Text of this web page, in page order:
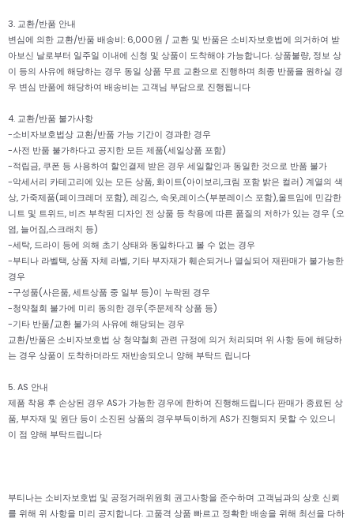
3. 교환/반품 안내
변심에 의한 교환/반품 배송비: 6,000원 / 교환 및 반품은 소비자보호법에 의거하여 받
아보신 날로부터 일주일 이내에 신청 및 상품이 도착해야 가능합니다. 상품불량, 정보 상
이 등의 사유에 해당하는 경우 동일 상품 무료 교환으로 진행하며 최종 반품을 원하실 경
우 변심 반품에 해당하여 배송비는 고객님 부담으로 진행됩니다
4. 교환/반품 불가사항
-소비자보호법상 교환/반품 가능 기간이 경과한 경우
-사전 반품 불가하다고 공지한 모든 제품(세일상품 포함)
-적립금, 쿠폰 등 사용하여 할인결제 받은 경우 세일할인과 동일한 것으로 반품 불가
-악세서리 카테고리에 있는 모든 상품, 화이트(아이보리,크림 포함 밝은 컬러) 계열의 색
상, 가죽제품(페이크레더 포함), 레깅스, 속옷,레이스(부분레이스 포함),올트임에 민감한
니트 및 트위드, 비즈 부착된 디자인 전 상품 등 착용에 따른 품질의 저하가 있는 경우 (오
염, 늘어짐,스크래치 등)
-세탁, 드라이 등에 의해 초기 상태와 동일하다고 볼 수 없는 경우
-부티나 라벨택, 상품 자체 라벨, 기타 부자재가 훼손되거나 멸실되어 재판매가 불가능한
경우
-구성품(사은품, 세트상품 중 일부 등)이 누락된 경우
-청약철회 불가에 미리 동의한 경우(주문제작 상품 등)
-기타 반품/교환 불가의 사유에 해당되는 경우
교환/반품은 소비자보호법 상 청약철회 관련 규정에 의거 처리되며 위 사항 등에 해당하
는 경우 상품이 도착하더라도 재반송되오니 양해 부탁드 립니다
5. AS 안내
제품 착용 후 손상된 경우 AS가 가능한 경우에 한하여 진행해드립니다 판매가 종료된 상
품, 부자재 및 원단 등이 소진된 상품의 경우부득이하게 AS가 진행되지 못할 수 있으니
이 점 양해 부탁드립니다
부티나는 소비자보호법 및 공정거래위원회 권고사항을 준수하며 고객님과의 상호 신뢰
를 위해 위 사항을 미리 공지합니다. 고품격 상품 빠르고 정확한 배송을 위해 최선을 다하